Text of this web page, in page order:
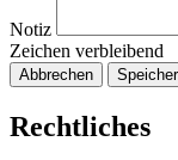
Notiz
Zeichen verbleibend
Abbrechen
Rechtliches